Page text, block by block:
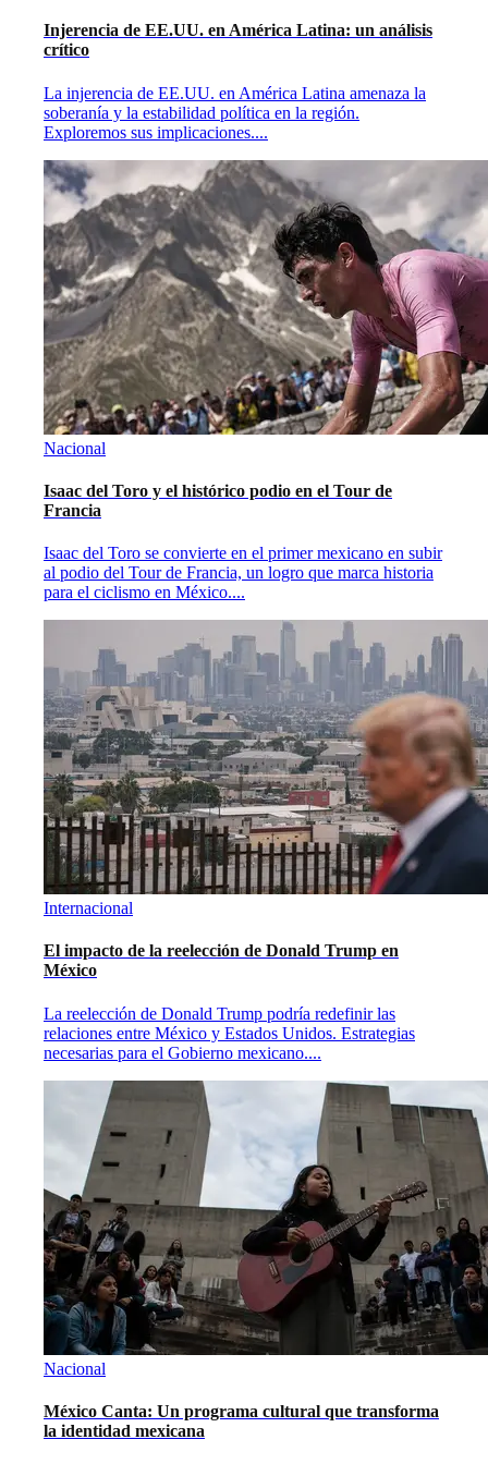
Injerencia de EE.UU. en América Latina: un análisis
crítico
La injerencia de EE.UU. en América Latina amenaza la
soberanía y la estabilidad política en la región.
Exploremos sus implicaciones....
Nacional
Isaac del Toro y el histórico podio en el Tour de
Francia
Isaac del Toro se convierte en el primer mexicano en subir
al podio del Tour de Francia, un logro que marca historia
para el ciclismo en México....
Internacional
El impacto de la reelección de Donald Trump en
México
La reelección de Donald Trump podría redefinir las
relaciones entre México y Estados Unidos. Estrategias
necesarias para el Gobierno mexicano....
Nacional
México Canta: Un programa cultural que transforma
la identidad mexicana